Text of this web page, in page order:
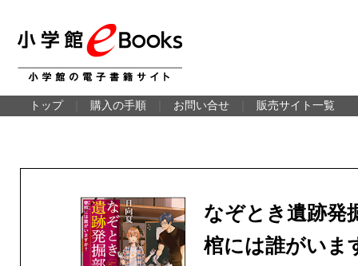
トップ 購入の手順 お問い合せ 販売サイト一覧
なぞとき遺跡
棺には誰がいま